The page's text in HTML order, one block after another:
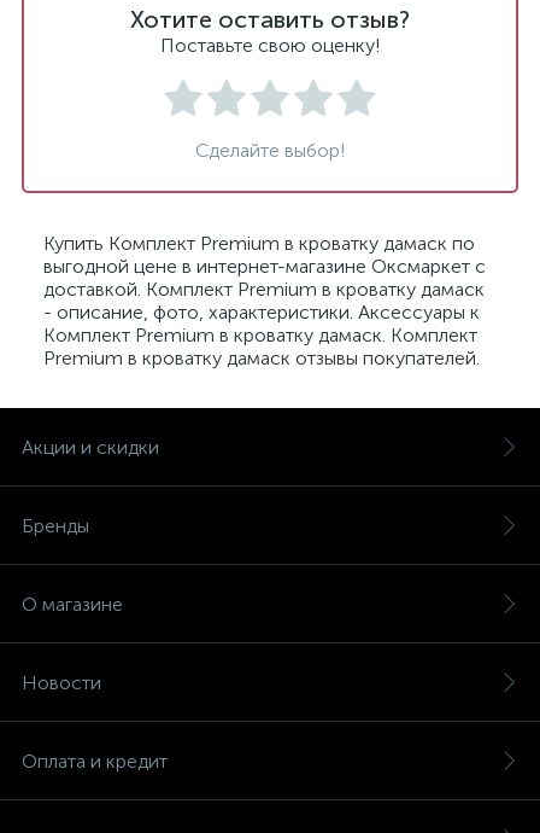
Хотите оставить отзыв?
Поставьте свою оценку!
Сделайте выбор!
Купить Комплект Premium в кроватку дамаск по
выгодной цене в интернет-магазине Оксмаркет с
доставкой. Комплект Premium в кроватку дамаск
- описание, фото, характеристики. Аксессуары к
Комплект Premium в кроватку дамаск. Комплект
Premium в кроватку дамаск отзывы покупателей.
Акции и скидки
Бренды
О магазине
Новости
Оплата и кредит